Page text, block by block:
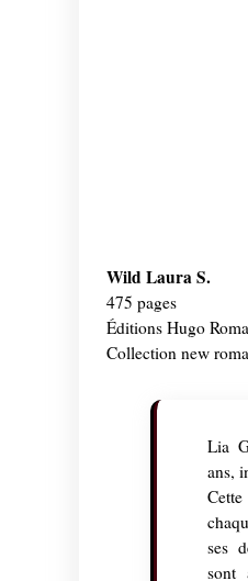
Wild Laura S.
475 pages
Éditions Hugo
Collection new
Lia
ans,
ses
sont